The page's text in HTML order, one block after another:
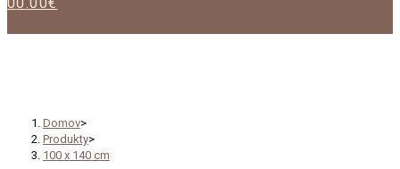
Domov>
Produkty>
100 x 140 cm